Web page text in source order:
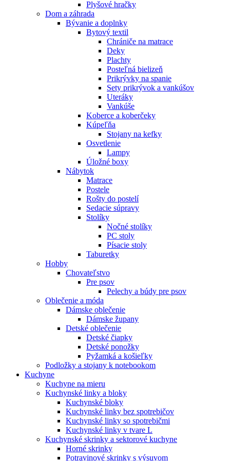
Plyšové hračky
Dom a záhrada
Bývanie a doplnky
Bytový textil
Chrániče na matrace
Deky
Plachty
Posteľná bielizeň
Prikrývky na spanie
Sety prikrývok a vankúšov
Uteráky
Vankúše
Koberce a koberčeky
Kúpeľňa
Stojany na kefky
Osvetlenie
Lampy
Úložné boxy
Nábytok
Matrace
Postele
Rošty do postelí
Sedacie súpravy
Stolíky
Nočné stolíky
PC stoly
Písacie stoly
Taburetky
Hobby
Chovateľstvo
Pre psov
Pelechy a búdy pre psov
Oblečenie a móda
Dámske oblečenie
Dámske župany
Detské oblečenie
Detské čiapky
Detské ponožky
Pyžamká a košieľky
Podložky a stojany k notebookom
Kuchyne
Kuchyne na mieru
Kuchynské linky a bloky
Kuchynské bloky
Kuchynské linky bez spotrebičov
Kuchynské linky so spotrebičmi
Kuchynské linky v tvare L
Kuchynské skrinky a sektorové kuchyne
Horné skrinky
Potravinové skrinky s výsuvom